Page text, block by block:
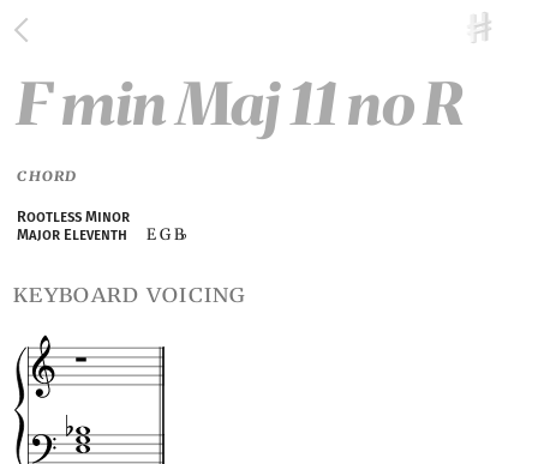
F min Maj 11 no R
CHORD
Rootless Minor
Major Eleventh
E G B♭
keyboard voicing